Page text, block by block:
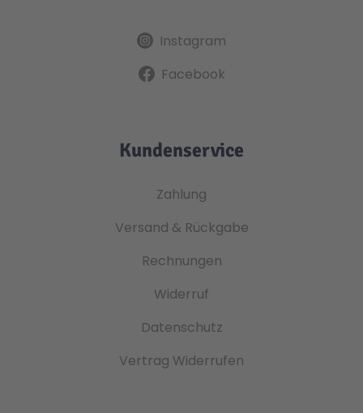
Instagram
Facebook
Kundenservice
Zahlung
Versand & Rückgabe
Rechnungen
Widerruf
Datenschutz
Vertrag Widerrufen